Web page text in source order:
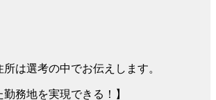
は選考の中でお伝えします。
勤務地を実現できる！】